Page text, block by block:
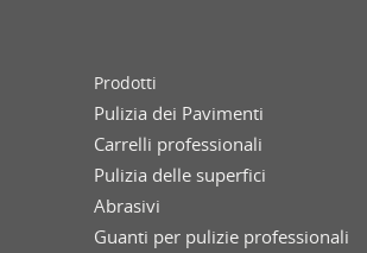
Prodotti
Pulizia dei Pavimenti
Carrelli professionali
Pulizia delle superfici
Abrasivi
Guanti per pulizie professionali